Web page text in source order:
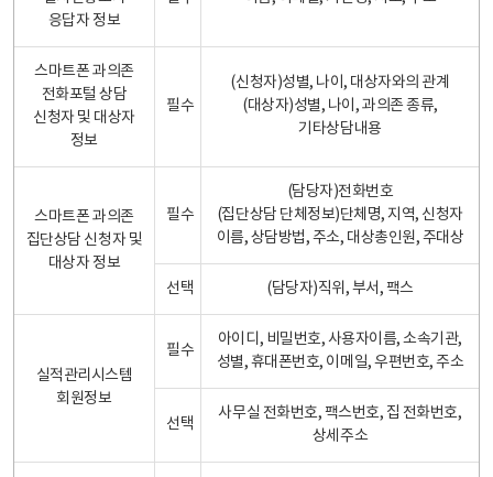
응답자 정보
스마트폰 과의존
전화포털 상담
신청자 및 대상자
정보
필수
(신청자)성별, 나이, 대상자와의 관계
(대상자)성별, 나이, 과의존 종류,
기타상담내용
스마트폰 과의존
집단상담 신청자 및
대상자 정보
필수
(담당자)전화번호
(집단상담 단체정보)단체명, 지역, 신청자
이름, 상담방법, 주소, 대상총인원, 주대상
선택 (담당자)직위, 부서, 팩스
실적관리시스템
회원정보
필수
아이디, 비밀번호, 사용자이름, 소속기관,
성별, 휴대폰번호, 이메일, 우편번호, 주소
선택
사무실 전화번호, 팩스번호, 집 전화번호,
상세주소